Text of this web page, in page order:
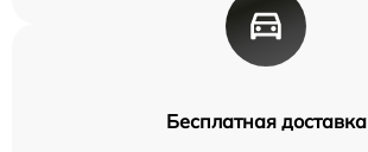
Бесплатная доставка